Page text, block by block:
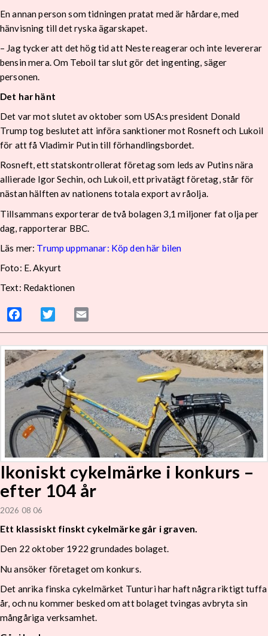
En annan person som tidningen pratat med är hårdare, med
hänvisning till det ryska ägarskapet.
– Jag tycker att det hög tid att Neste reagerar och inte levererar
bensin mera. Om Teboil tar slut gör det ingenting, säger
personen.
Det har hänt
Det var mot slutet av oktober som USA:s president Donald
Trump tog beslutet att införa sanktioner mot Rosneft och Lukoil
för att få Vladimir Putin till förhandlingsbordet.
Rosneft, ett statskontrollerat företag som leds av Putins nära
allierade Igor Sechin, och Lukoil, ett privatägt företag, står för
nästan hälften av nationens totala export av råolja.
Tillsammans exporterar de två bolagen 3,1 miljoner fat olja per
dag, rapporterar BBC.
Läs mer: Trump uppmanar: Köp den här bilen
Foto: E. Akyurt
Text: Redaktionen
Facebook Twitter
Ikoniskt cykelmärke i konkurs –
efter 104 år
2026 08 06
Ett klassiskt finskt cykelmärke går i graven.
Den 22 oktober 1922 grundades bolaget.
Nu ansöker företaget om konkurs.
Det anrika finska cykelmärket Tunturi har haft några riktigt tuffa
år, och nu kommer besked om att bolaget tvingas avbryta sin
mångåriga verksamhet.